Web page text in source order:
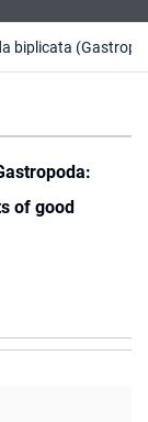
of good